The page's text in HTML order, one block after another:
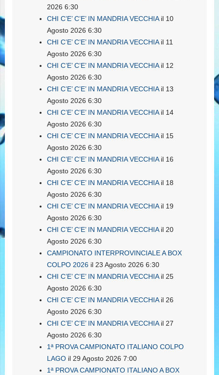
2026 6:30
CHI C’E’ C’E’ IN MANDRIA VECCHIAil 10
Agosto 2026 6:30
CHI C’E’ C’E’ IN MANDRIA VECCHIAil 11
Agosto 2026 6:30
CHI C’E’ C’E’ IN MANDRIA VECCHIAil 12
Agosto 2026 6:30
CHI C’E’ C’E’ IN MANDRIA VECCHIAil 13
Agosto 2026 6:30
CHI C’E’ C’E’ IN MANDRIA VECCHIAil 14
Agosto 2026 6:30
CHI C’E’ C’E’ IN MANDRIA VECCHIAil 15
Agosto 2026 6:30
CHI C’E’ C’E’ IN MANDRIA VECCHIAil 16
Agosto 2026 6:30
CHI C’E’ C’E’ IN MANDRIA VECCHIAil 18
Agosto 2026 6:30
CHI C’E’ C’E’ IN MANDRIA VECCHIAil 19
Agosto 2026 6:30
CHI C’E’ C’E’ IN MANDRIA VECCHIAil 20
Agosto 2026 6:30
CAMPIONATO INTERPROVINCIALE A BOX
COLPO 2026 il 23 Agosto 2026 6:30
CHI C’E’ C’E’ IN MANDRIA VECCHIAil 25
Agosto 2026 6:30
CHI C’E’ C’E’ IN MANDRIA VECCHIAil 26
Agosto 2026 6:30
CHI C’E’ C’E’ IN MANDRIA VECCHIAil 27
Agosto 2026 6:30
1ª PROVA CAMPIONATO ITALIANO COLPO
LAGO il 29 Agosto 2026 7:00
1ª PROVA CAMPIONATO ITALIANO A BOX